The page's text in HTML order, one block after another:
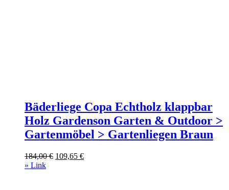
Bäderliege Copa Echtholz klappbar
Holz Gardenson Garten & Outdoor >
Gartenmöbel > Gartenliegen Braun
184,00€ Ursprünglicher
109,65 €Aktueller
» Link